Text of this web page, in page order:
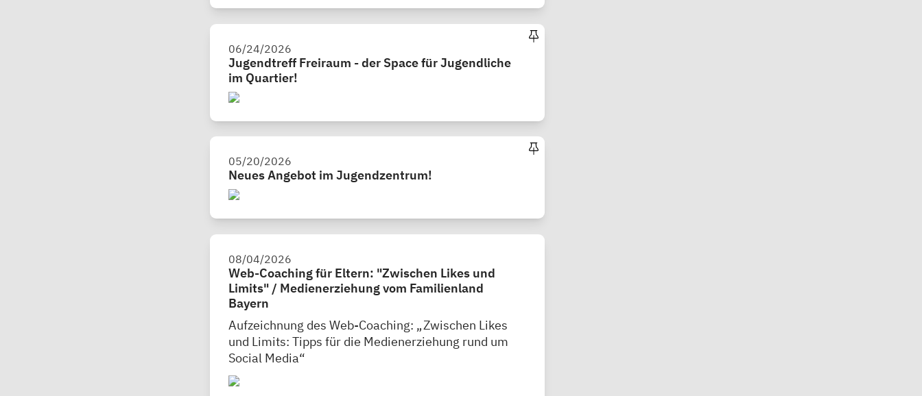
06/24/2026
Jugendtreff Freiraum - der Space für Jugendliche
im Quartier!
05/20/2026
Neues Angebot im Jugendzentrum!
08/04/2026
Web-Coaching für Eltern: "Zwischen Likes und
Limits" / Medienerziehung vom Familienland
Bayern
Aufzeichnung des Web-Coaching: „Zwischen Likes
und Limits: Tipps für die Medienerziehung rund um
Social Media“